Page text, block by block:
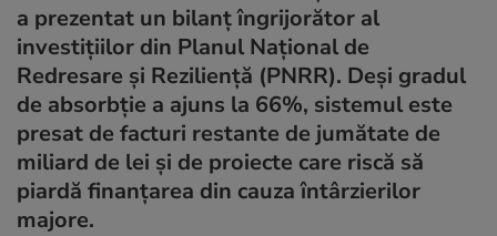
a prezentat un bilanț îngrijorător al
investițiilor din Planul Național de
Redresare și Reziliență (PNRR). Deși gradul
de absorbție a ajuns la 66%, sistemul este
presat de facturi restante de jumătate de
miliard de lei și de proiecte care riscă să
piardă finanțarea din cauza întârzierilor
majore.